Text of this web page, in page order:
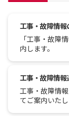
工事・故障情
「工事・故障
内します。
工事・故障情
工事・故障情
てご案内いたし